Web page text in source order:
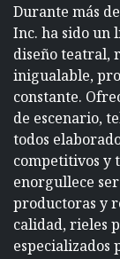
Durante más
Inc. ha sido un
diseño teatral,
inigualable,
constante.
de escenario,
todos
competitivos y
enorgullece
productoras y
calidad, rieles
especializados